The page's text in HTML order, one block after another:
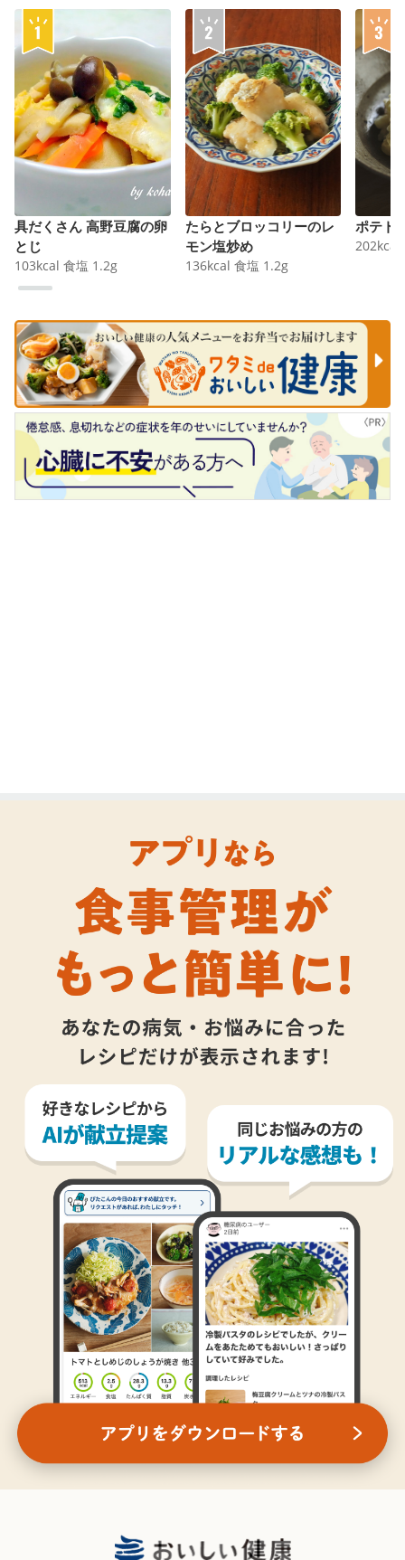
具だくさん 高野豆腐の卵
とじ
103kcal 食塩 1.2g
たらとブロッコリーのレ
モン塩炒め
136kcal 食塩 1.2g
ポテト
202kcal